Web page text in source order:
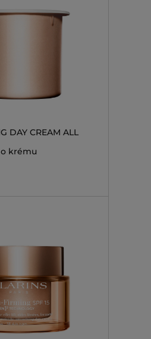
DAY CREAM ALL
krému